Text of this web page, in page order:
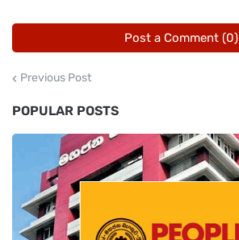
Post a Comment (0)
Previous Post
POPULAR POSTS